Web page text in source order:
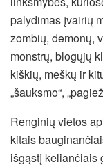
palydimas įvairių
zombių, demonų,
monstrų, blogųjų
kiškių, meškų ir
„šauksmo“,
Renginių vietos
kitais
išgąstį keliančiais